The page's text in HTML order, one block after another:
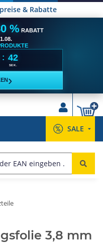
& Rabatte
% RABATT
: 41
SEK.
›
SALE
3,8 mm